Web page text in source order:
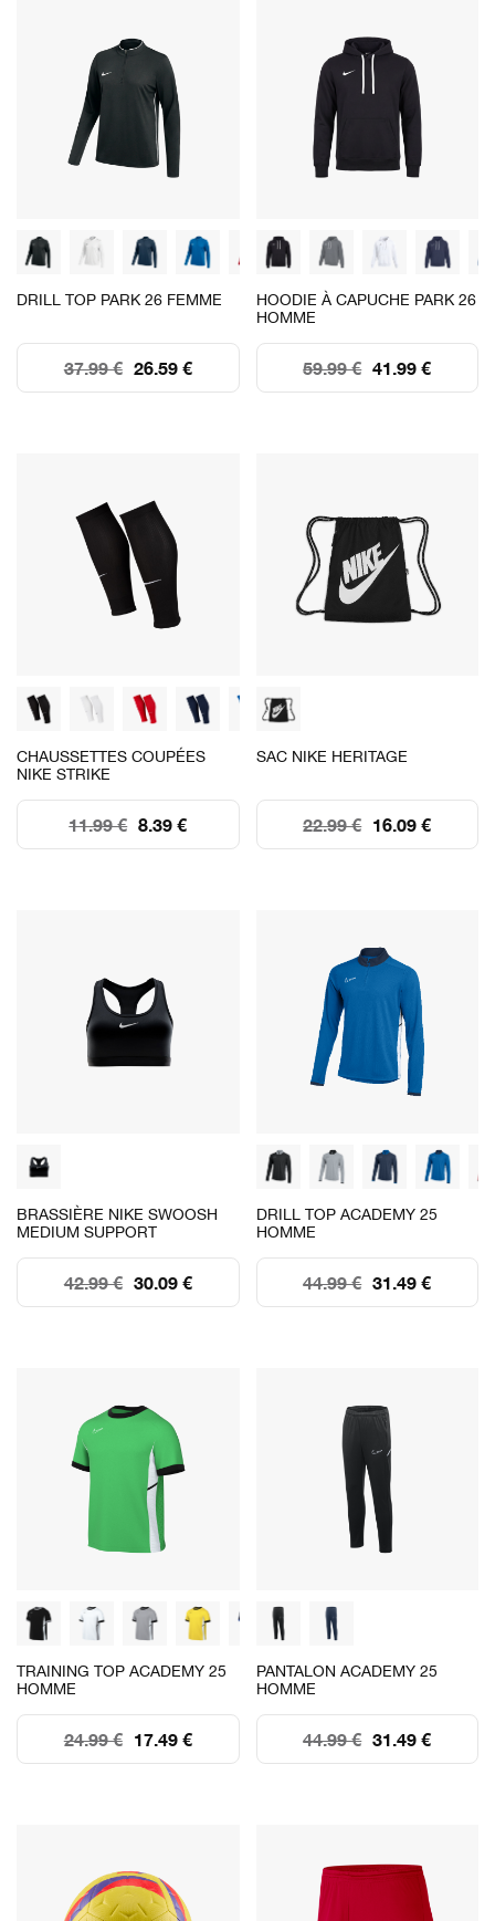
DRILL TOP PARK 26 FEMME
26.59 €
37.99 €
HOODIE À CAPUCHE PARK 26
HOMME
41.99 €
59.99 €
CHAUSSETTES COUPÉES
NIKE STRIKE
8.39 €
11.99 €
SAC NIKE HERITAGE
16.09 €
22.99 €
BRASSIÈRE NIKE SWOOSH
MEDIUM SUPPORT
30.09 €
42.99 €
DRILL TOP ACADEMY 25
HOMME
31.49 €
44.99 €
TRAINING TOP ACADEMY 25
HOMME
17.49 €
24.99 €
PANTALON ACADEMY 25
HOMME
31.49 €
44.99 €